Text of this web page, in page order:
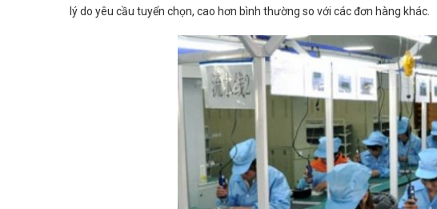
lý do yêu cầu tuyển chọn, cao hơn bình thường so với các đơn hàng khác.